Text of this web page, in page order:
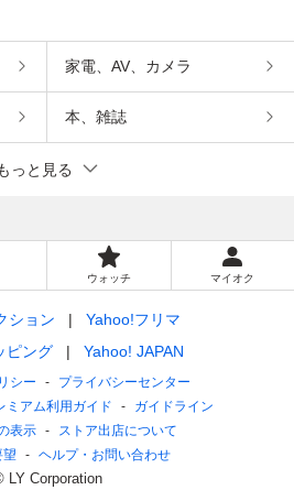
家電、AV、カメラ
本、雑誌
っと見る
ウォッチ マイオク
ション
Yahoo!フリマ
ピング
Yahoo! JAPAN
シー
プライバシーセンター
ミアム利用ガイド
ガイドライン
表示
ストア出店について
望
ヘルプ・お問い合わせ
LY Corporation